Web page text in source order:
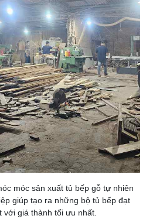
móc sản xuất tủ bếp gỗ tự nhiên
giúp tạo ra những bộ tủ bếp đạt
giá thành tối ưu nhất.